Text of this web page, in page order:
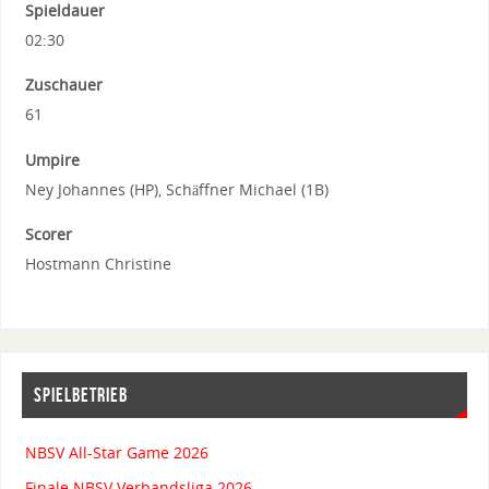
Spieldauer
02:30
Zuschauer
61
Umpire
Ney Johannes (HP), Schäffner Michael (1B)
Scorer
Hostmann Christine
SPIELBETRIEB
NBSV All-Star Game 2026